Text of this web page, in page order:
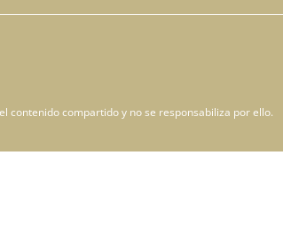
contenido compartido y no se responsabiliza por ello.